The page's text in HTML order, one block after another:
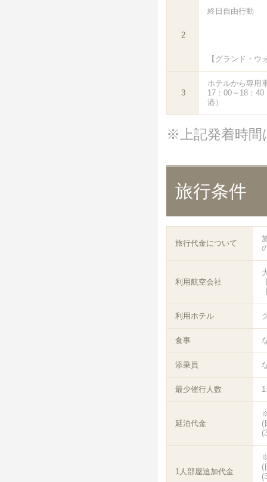
2
終日自由行動
【グランド・ウ
3
ホテルから専用
17：00～18：
港）
※上記発着時間
旅行条件
旅行代金について
利用航空会社
利用ホテル
食事
添乗員
最少催行人数
延泊代金
(
1人部屋追加代金
(